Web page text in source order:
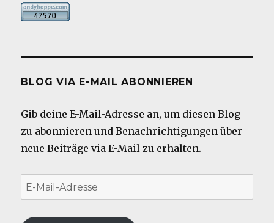
BLOG VIA E-MAIL ABONNIEREN
Gib deine E-Mail-Adresse an, um diesen Blog
zu abonnieren und Benachrichtigungen über
neue Beiträge via E-Mail zu erhalten.
E-
Mail-
Adresse